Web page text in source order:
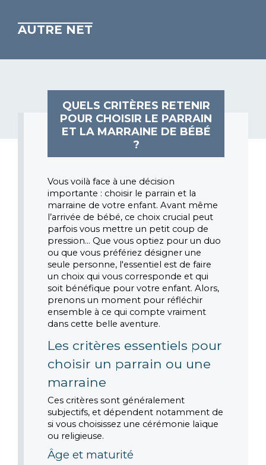
AUTRE NET
QUELS CRITÈRES RETENIR
POUR CHOISIR LE PARRAIN
ET LA MARRAINE DE BÉBÉ
?
Vous voilà face à une décision
importante : choisir le parrain et la
marraine de votre enfant. Avant même
l’arrivée de bébé, ce choix crucial peut
parfois vous mettre un petit coup de
pression… Que vous optiez pour un duo
ou que vous préfériez désigner une
seule personne, l'essentiel est de faire
un choix qui vous corresponde et qui
soit bénéfique pour votre enfant. Alors,
prenons un moment pour réfléchir
ensemble à ce qui compte vraiment
dans cette belle aventure.
Les critères essentiels pour
choisir un parrain ou une
marraine
Ces critères sont généralement
subjectifs, et dépendent notamment de
si vous choisissez une cérémonie laïque
ou religieuse.
Âge et maturité